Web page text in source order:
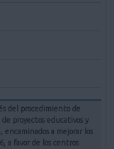
del procedimiento de
proyectos educativos y
a mejorar los
a favor de los centros